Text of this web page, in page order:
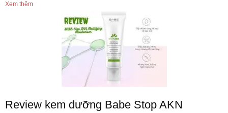
Xem thêm
Review kem dưỡng Babe Stop AKN